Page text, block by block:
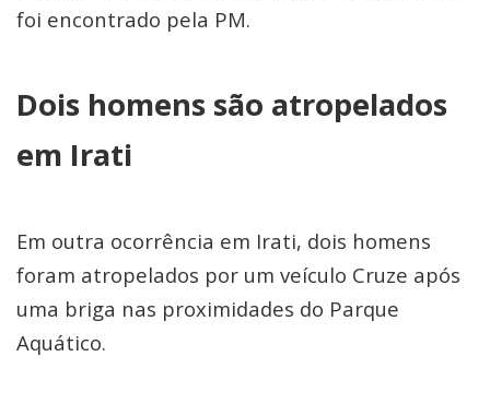
foi encontrado pela PM.
Dois homens são atropelados
em Irati
Em outra ocorrência em Irati, dois homens
foram atropelados por um veículo Cruze após
uma briga nas proximidades do Parque
Aquático.